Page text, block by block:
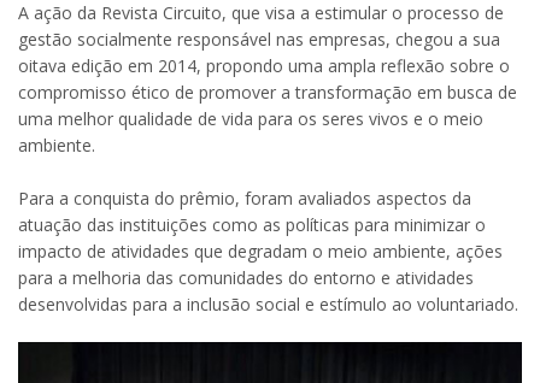
A ação da Revista Circuito, que visa a estimular o processo de
gestão socialmente responsável nas empresas, chegou a sua
oitava edição em 2014, propondo uma ampla reflexão sobre o
compromisso ético de promover a transformação em busca de
uma melhor qualidade de vida para os seres vivos e o meio
ambiente.
Para a conquista do prêmio, foram avaliados aspectos da
atuação das instituições como as políticas para minimizar o
impacto de atividades que degradam o meio ambiente, ações
para a melhoria das comunidades do entorno e atividades
desenvolvidas para a inclusão social e estímulo ao voluntariado.